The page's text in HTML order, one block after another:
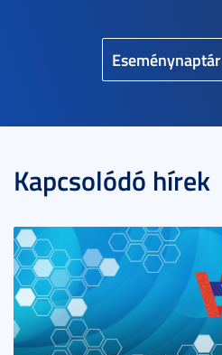
Eseménynaptár
Kapcsolódó hírek